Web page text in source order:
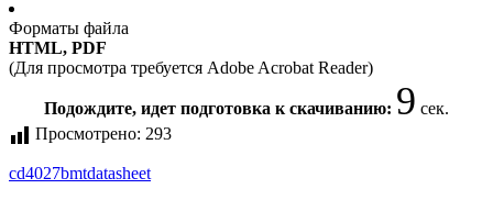
Форматы файла
HTML, PDF
(Для просмотра требуется Adobe Acrobat Reader)
Подождите, идет подготовка к скачиванию: 9 сек.
Просмотрено: 293
cd4027bmtdatasheet